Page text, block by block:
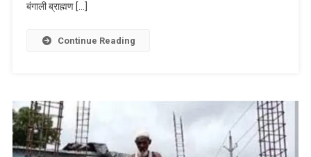
बंगाली ब्राह्मण […]
Continue Reading